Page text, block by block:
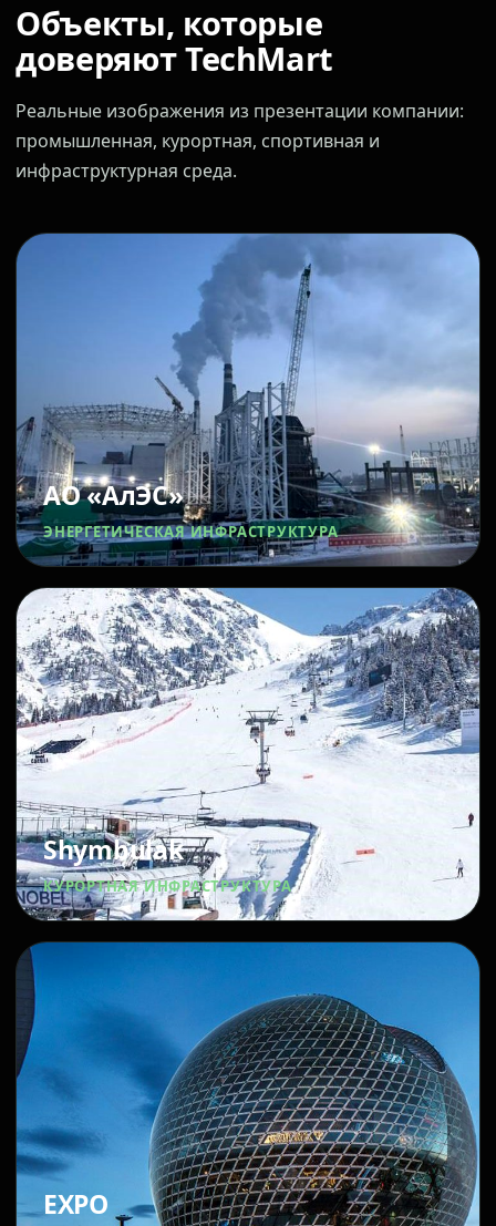
Объекты, которые
доверяют TechMart
Реальные изображения из презентации компании:
промышленная, курортная, спортивная и
инфраструктурная среда.
АО «АлЭС»
ЭНЕРГЕТИЧЕСКАЯ ИНФРАСТРУКТУРА
Shymbulak
КУРОРТНАЯ ИНФРАСТРУКТУРА
EXPO